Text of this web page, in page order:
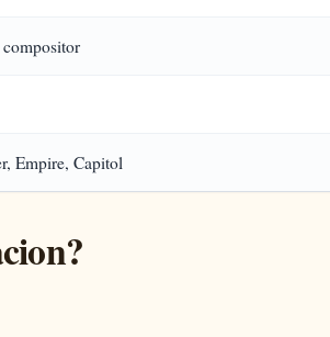
compositor
Empire, Capitol